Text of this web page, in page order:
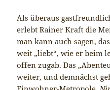
Als überaus
erlebt Rainer Kraft die
man kann auch sagen,
weit „liebt“, wie er beim
offen zugab. Das
weiter, und demnächst